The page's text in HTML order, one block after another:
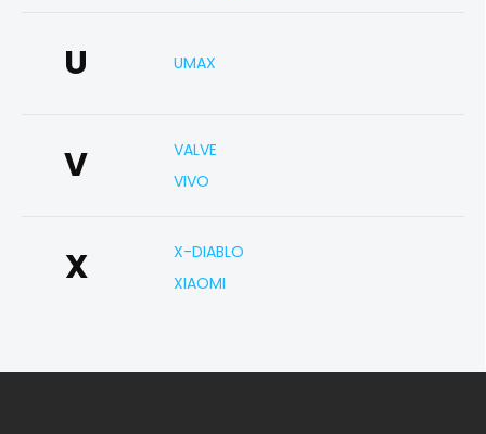
U UMAX
V
VALVE
VIVO
X
X-DIABLO
XIAOMI